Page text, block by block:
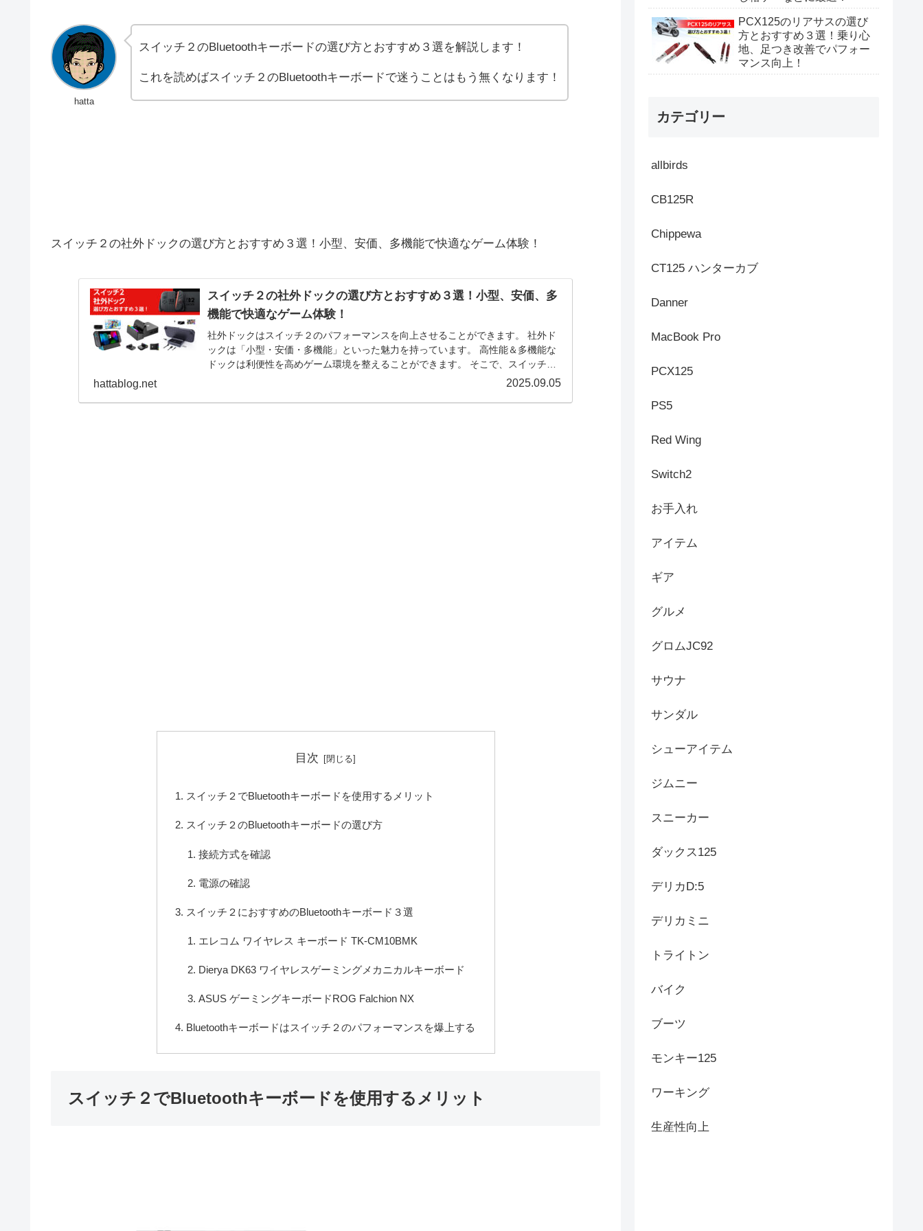
hatta
スイッチ２のBluetoothキーボードの選び方とおすすめ３選を解説します！
これを読めばスイッチ２のBluetoothキーボードで迷うことはもう無くなります！
スイッチ２の社外ドックの選び方とおすすめ３選！小型、安価、多機能で快適なゲーム体験！
スイッチ２の社外ドックの選び方とおすすめ３選！小型、安価、多
機能で快適なゲーム体験！
社外ドックはスイッチ２のパフォーマンスを向上させることができます。 社外ド
ックは「小型・安価・多機能」といった魅力を持っています。 高性能＆多機能な
ドックは利便性を高めゲーム環境を整えることができます。 そこで、スイッチ２
hattablog.net 2025.09.05
目次
スイッチ２でBluetoothキーボードを使用するメリット
スイッチ２のBluetoothキーボードの選び方
接続方式を確認
電源の確認
スイッチ２におすすめのBluetoothキーボード３選
エレコム ワイヤレス キーボード TK-CM10BMK
Dierya DK63 ワイヤレスゲーミングメカニカルキーボード
ASUS ゲーミングキーボードROG Falchion NX
Bluetoothキーボードはスイッチ２のパフォーマンスを爆上する
スイッチ２でBluetoothキーボードを使用するメリット
PCX125のリアサスの選び
方とおすすめ３選！乗り心
地、足つき改善でパフォー
マンス向上！
カテゴリー
allbirds
CB125R
Chippewa
CT125 ハンターカブ
Danner
MacBook Pro
PCX125
PS5
Red Wing
Switch2
お手入れ
アイテム
ギア
グルメ
グロムJC92
サウナ
サンダル
シューアイテム
ジムニー
スニーカー
ダックス125
デリカD:5
デリカミニ
トライトン
バイク
ブーツ
モンキー125
ワーキング
生産性向上